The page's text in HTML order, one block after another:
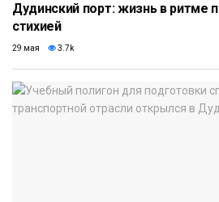
Дудинский порт: жизнь в ритме
стихией
29 мая 3.7k